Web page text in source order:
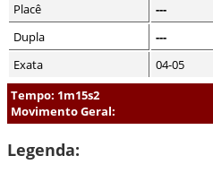
Placê
---
Dupla
---
Exata
04-05
Tempo: 1m15s2
Movimento Geral:
Legenda: